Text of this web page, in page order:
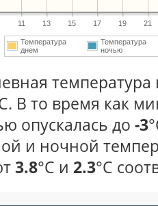
11 13 15 17 19 21
Температура
днем
Температура
ночью
температура
В то время как
опускалась до -3
и ночной
3.8°С и 2.3°С